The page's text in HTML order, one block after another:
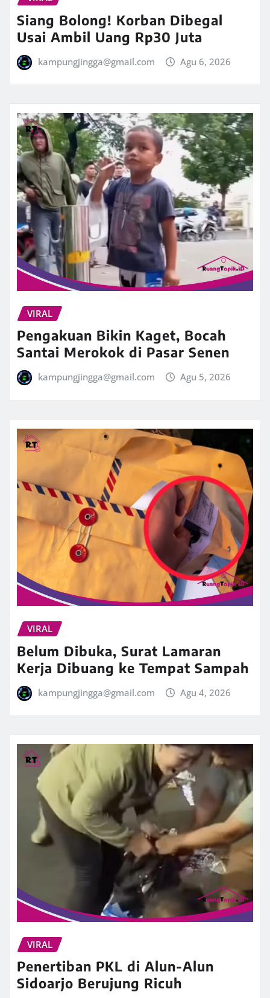
Siang Bolong! Korban Dibegal
Usai Ambil Uang Rp30 Juta
kampungjingga@gmail.com Agu 6, 2026
VIRAL
Pengakuan Bikin Kaget, Bocah
Santai Merokok di Pasar Senen
kampungjingga@gmail.com Agu 5, 2026
VIRAL
Belum Dibuka, Surat Lamaran
Kerja Dibuang ke Tempat Sampah
kampungjingga@gmail.com Agu 4, 2026
VIRAL
Penertiban PKL di Alun-Alun
Sidoarjo Berujung Ricuh